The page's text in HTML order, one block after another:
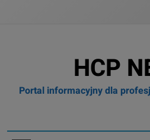
HCP
Portal informacyjny dla